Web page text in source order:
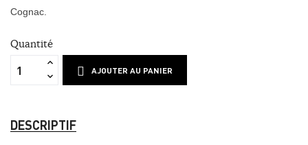
Cognac.
Quantité
AJOUTER AU PANIER
DESCRIPTIF